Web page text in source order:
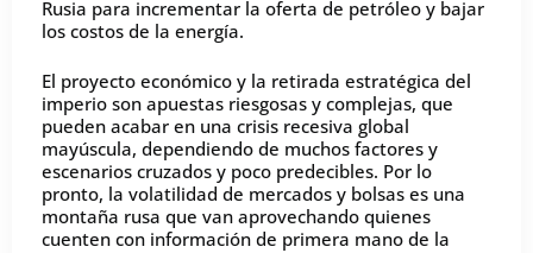
Rusia para incrementar la oferta de petróleo y bajar
los costos de la energía.
El proyecto económico y la retirada estratégica del
imperio son apuestas riesgosas y complejas, que
pueden acabar en una crisis recesiva global
mayúscula, dependiendo de muchos factores y
escenarios cruzados y poco predecibles. Por lo
pronto, la volatilidad de mercados y bolsas es una
montaña rusa que van aprovechando quienes
cuenten con información de primera mano de la